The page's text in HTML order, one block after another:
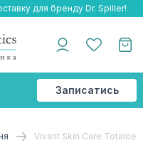
до бренду Braderm!
LAND!
для бренду Dr. Spiller!
Записатись
на
Vivant Skin Care Totaloe